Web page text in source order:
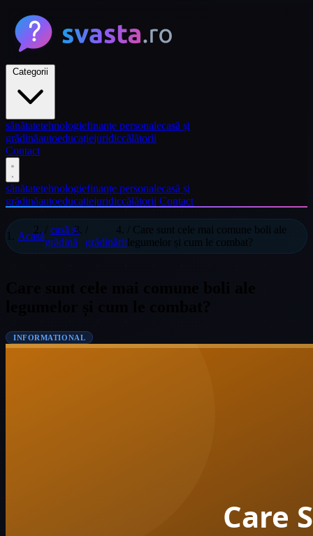
sănătatetehnologiefinanțe personalecasă și
grădinăautoeducațiejuridiccălătorii
Contact
sănătatetehnologiefinanțe personalecasă și
grădinăautoeducațiejuridiccălătorii Contact
Acasă
casă și
grădină
grădinărit
/ Care sunt cele mai comune boli ale
legumelor și cum le combat?
INFORMATIONAL